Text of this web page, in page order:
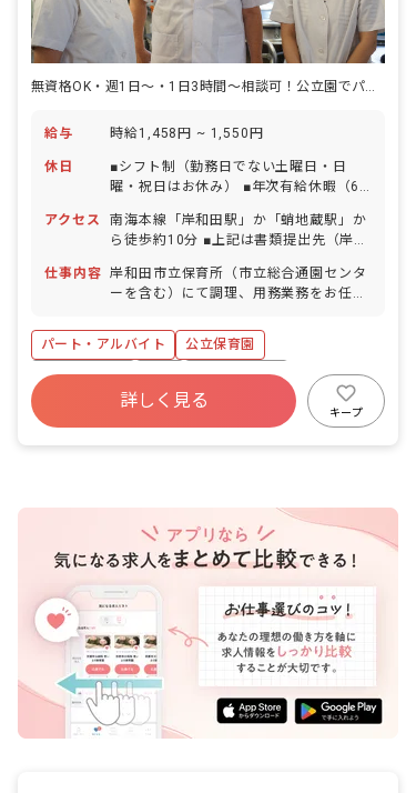
給与 時給1,458円 ~ 1,550円
休日
■シフト制（勤務日でない土曜日・日
曜・祝日はお休み） ■年次有給休暇（6
忌引休暇 ※以下適応条件ありの休暇 ■夏
季休暇（6月～10月） ■結婚休暇 ■不妊
治療のための休暇 ■産前産後・育児休暇
■介護・看護休瑕
アクセス
南海本線「岸和田駅」か「蛸地蔵駅」か
ら徒歩約10分 ■上記は書類提出先（岸和
は配属先により異なります。 ■各施設へ
は自転車通勤も可能です。 ■マイカー通
仕事内容 岸和田市立保育所（市立総合通園センタ
ーを含む）にて調理、用務業務をお任せ
食調理業務、用務等
パート・アルバイト
公立保育園
社会保険完備
有給
福利厚生充実
産休育休制度
未経験歓迎
詳しく見る
キープ